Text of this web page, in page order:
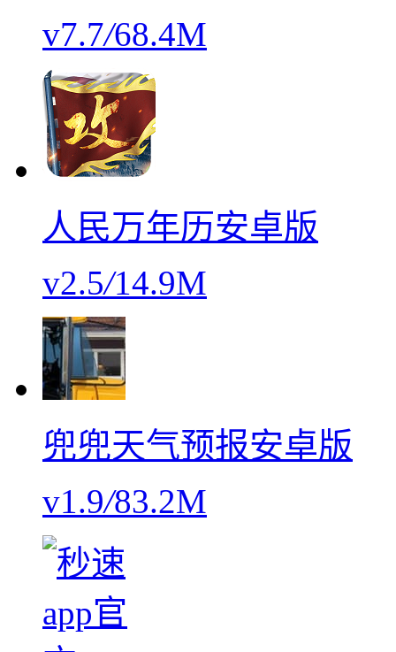
v7.7/68.4M
人民万年历安卓版
v2.5/14.9M
兜兜天气预报安卓版
v1.9/83.2M